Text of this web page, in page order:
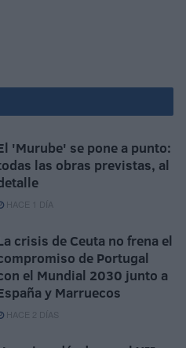
'Murube' se pone a punto:
las obras previstas, al
HACE 1 DÍA
crisis de Ceuta no frena el
de Portugal
el Mundial 2030 junto a
y Marruecos
HACE 2 DÍAS